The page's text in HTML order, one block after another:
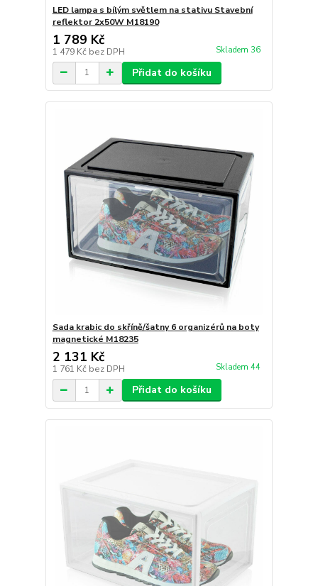
LED lampa s bílým světlem na stativu Stavební
reflektor 2x50W M18190
1 789 Kč
1 479 Kč bez DPH Skladem 36
Přidat do košíku
Sada krabic do skříně/šatny 6 organizérů na boty
magnetické M18235
2 131 Kč
1 761 Kč bez DPH Skladem 44
Přidat do košíku